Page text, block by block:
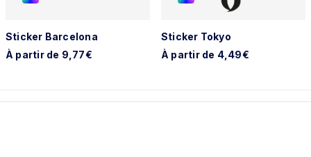
Sticker Barcelona
À partir de 9,77€
Sticker Tokyo
À partir de 4,49€